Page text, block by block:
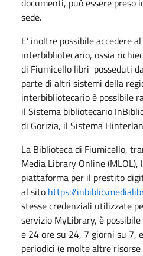
sede.
E’ inoltre possibile accedere
interbibliotecario, ossia
di Fiumicello libri posseduti
parte di altri sistemi della
interbibliotecario è possibile
il Sistema bibliotecario
di Gorizia, il Sistema
La Biblioteca di Fiumicello,
Media Library Online
piattaforma per il prestito
al sito https://
stesse credenziali utilizzate
servizio MyLibrary, è
e 24 ore su 24, 7 giorni su 7,
periodici (e molte altre